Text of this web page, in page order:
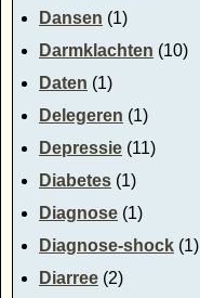
Dansen (1)
Darmklachten (10)
Daten (1)
Delegeren (1)
Depressie (11)
Diabetes (1)
Diagnose (1)
Diagnose-shock (1)
Diarree (2)